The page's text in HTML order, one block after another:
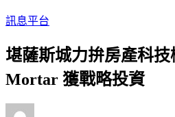
訊息平台
堪薩斯城力拚房產科技
Mortar 獲戰略投資